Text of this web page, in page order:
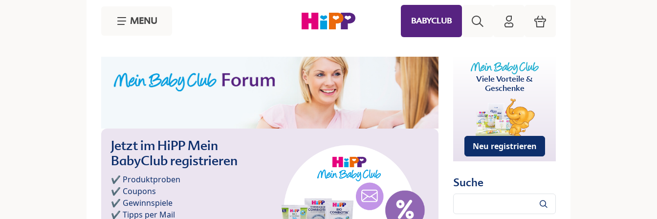
MENU BABYCLUB HiPP Mein Babyclub
Warenkorb
Jetzt im HiPP Mein
BabyClub registrieren
✔️ Produktproben
✔️ Coupons
✔️ Gewinnspiele
✔️ Tipps per Mail
Viele Vorteile &
Geschenke
Neu registrieren
Suche